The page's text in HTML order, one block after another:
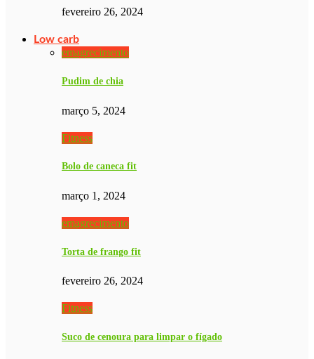
fevereiro 26, 2024
Low carb
emagrecimento
Pudim de chia
março 5, 2024
Fitness
Bolo de caneca fit
março 1, 2024
emagrecimento
Torta de frango fit
fevereiro 26, 2024
Fitness
Suco de cenoura para limpar o fígado